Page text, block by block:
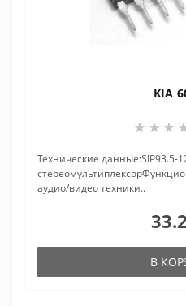
KIA
Технические данные:SIP93.5-
аудио/видео техники..
В